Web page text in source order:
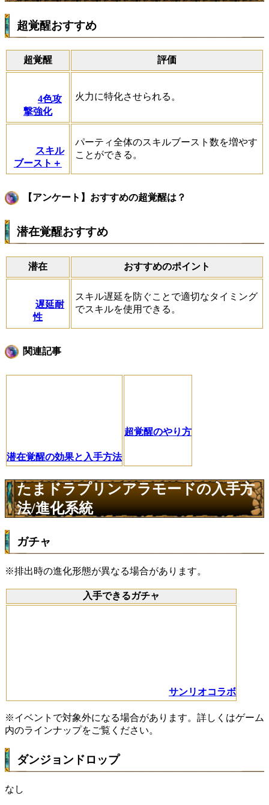
超覚醒おすすめ
超覚醒 評価
4色攻
撃強化
火力に特化させられる。
スキル
ブースト＋
パーティ全体のスキルブースト数を増やす
ことができる。
【アンケート】おすすめの超覚醒は？
潜在覚醒おすすめ
潜在 おすすめのポイント
遅延耐
性
スキル遅延を防ぐことで適切なタイミング
でスキルを使用できる。
関連記事
潜在覚醒の効果と入手方法
超覚醒のやり方
たまドラプリンアラモードの入手方
法/進化系統
ガチャ
※排出時の進化形態が異なる場合があります。
入手できるガチャ
サンリオコラボ
※イベントで対象外になる場合があります。詳しくはゲーム
内のラインナップをご覧ください。
ダンジョンドロップ
なし